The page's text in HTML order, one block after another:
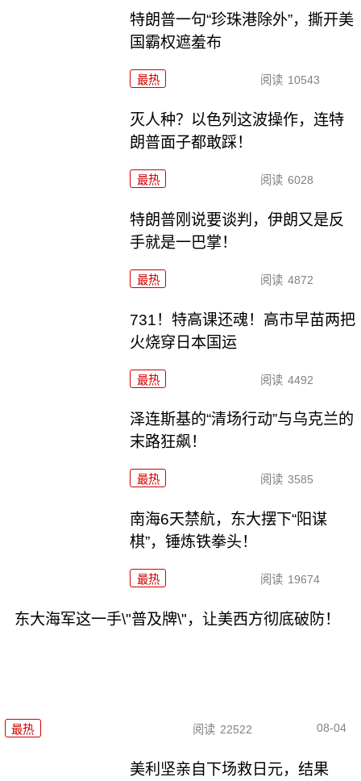
特朗普一句“珍珠港除外”，撕开美
国霸权遮羞布
最热 阅读 10543
灭人种？以色列这波操作，连特
朗普面子都敢踩！
最热 阅读 6028
特朗普刚说要谈判，伊朗又是反
手就是一巴掌！
最热 阅读 4872
731！特高课还魂！高市早苗两把
火烧穿日本国运
最热 阅读 4492
泽连斯基的“清场行动”与乌克兰的
末路狂飙！
最热 阅读 3585
南海6天禁航，东大摆下“阳谋
棋”，锤炼铁拳头！
最热 阅读 19674
东大海军这一手\"普及牌\"，让美西方彻底破防！
最热 阅读 22522 08-04
美利坚亲自下场救日元，结果